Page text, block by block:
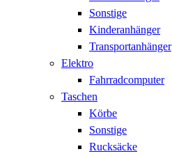
Sonstige
Kinderanhänger
Transportanhänger
Elektro
Fahrradcomputer
Taschen
Körbe
Sonstige
Rucksäcke